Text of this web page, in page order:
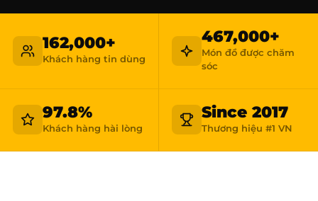
162,000+
Khách hàng tin dùng
467,000+
Món đồ được chăm
sóc
97.8%
Khách hàng hài lòng
Since 2017
Thương hiệu #1 VN